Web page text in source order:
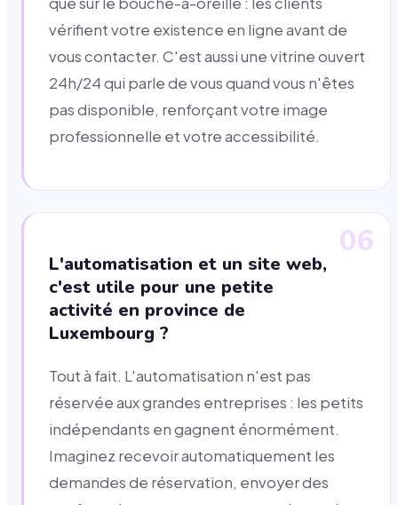
vérifient votre existence en ligne avant de
vous contacter. C'est aussi une vitrine ouvert
24h/24 qui parle de vous quand vous n'êtes
pas disponible, renforçant votre image
professionnelle et votre accessibilité.
06
L'automatisation et un site web,
c'est utile pour une petite
activité en province de
Luxembourg ?
Tout à fait. L'automatisation n'est pas
réservée aux grandes entreprises : les petits
indépendants en gagnent énormément.
Imaginez recevoir automatiquement les
demandes de réservation, envoyer des